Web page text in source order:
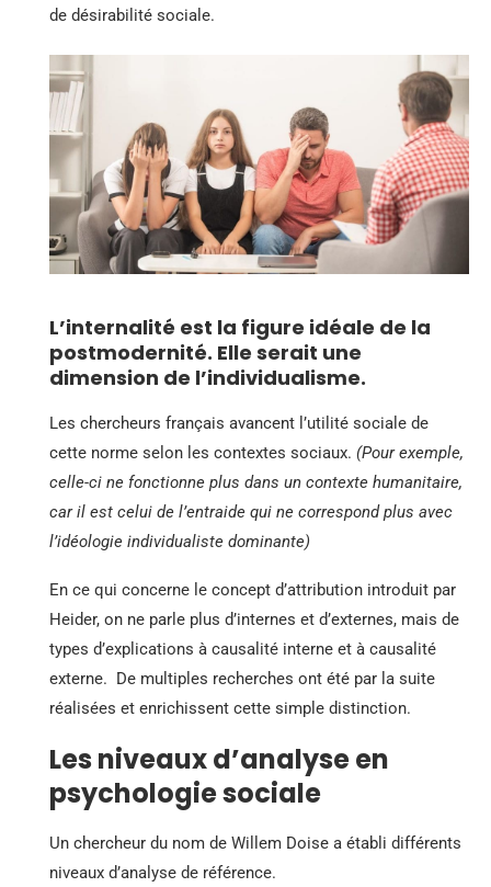
de désirabilité sociale.
L’internalité est la figure idéale de la
postmodernité. Elle serait une
dimension de l’individualisme.
Les chercheurs français avancent l’utilité sociale de
cette norme selon les contextes sociaux. (Pour exemple,
celle-ci ne fonctionne plus dans un contexte humanitaire,
car il est celui de l’entraide qui ne correspond plus avec
l’idéologie individualiste dominante)
En ce qui concerne le concept d’attribution introduit par
Heider, on ne parle plus d’internes et d’externes, mais de
types d’explications à causalité interne et à causalité
externe. De multiples recherches ont été par la suite
réalisées et enrichissent cette simple distinction.
Les niveaux d’analyse en
psychologie sociale
Un chercheur du nom de Willem Doise a établi différents
niveaux d’analyse de référence.